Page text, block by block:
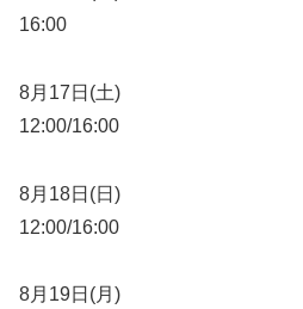
16:00
8月17日(土)
12:00/16:00
8月18日(日)
12:00/16:00
8月19日(月)